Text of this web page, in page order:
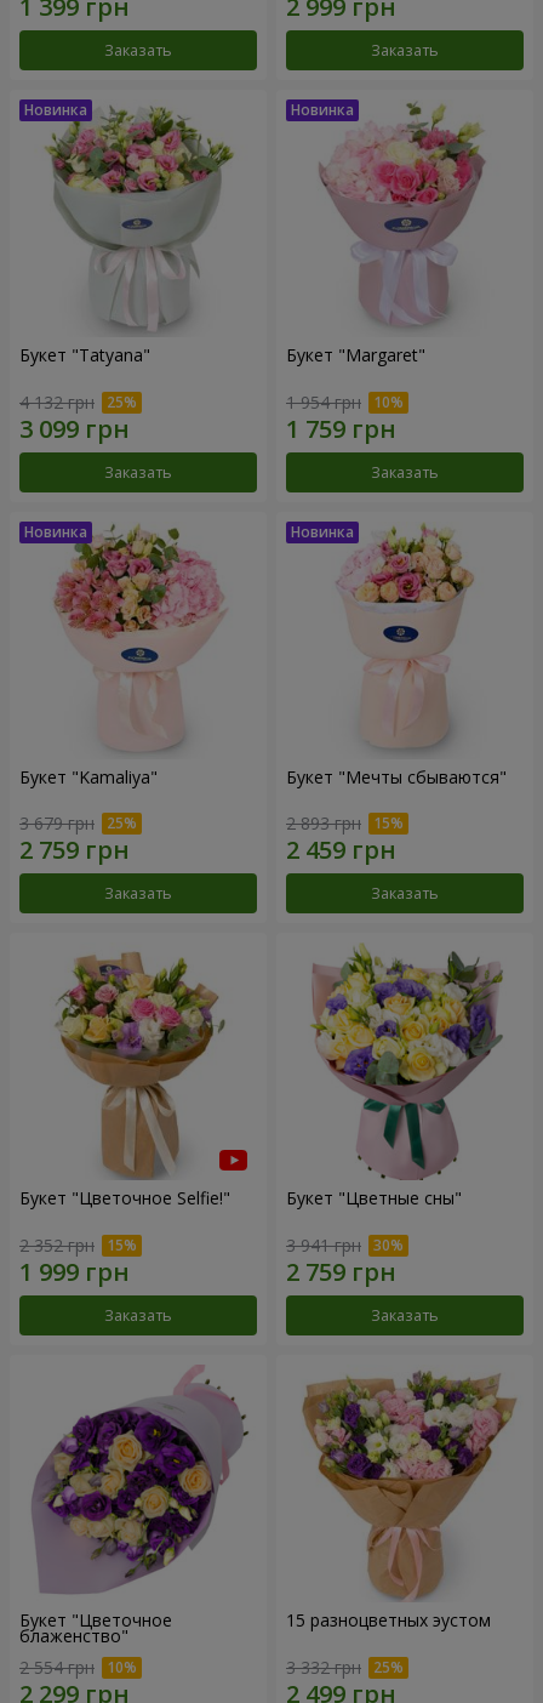
Заказать Заказать
Букет "Tatyana"
4 132 грн
Заказать
Букет "Margaret"
1 954 грн
Заказать
Букет "Kamaliya"
3 679 грн
Заказать
Букет "Мечты сбываются"
2 893 грн
Заказать
Букет "Цветочное Selfie!"
2 352 грн
Заказать
Букет "Цветные сны"
3 941 грн
Заказать
Букет "Цветочное
блаженство"
2 554 грн
15 разноцветных эустом
3 332 грн